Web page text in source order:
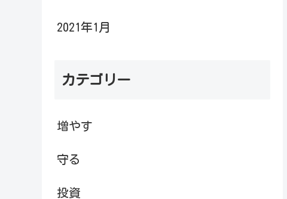
2021年1月
カテゴリー
増やす
守る
投資